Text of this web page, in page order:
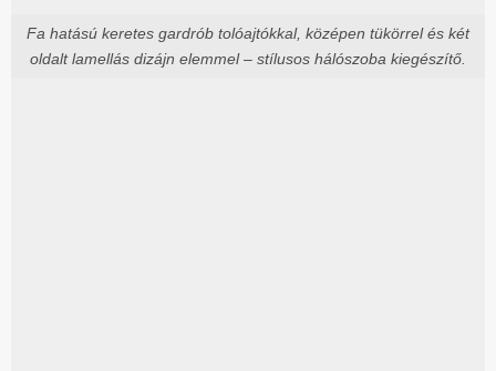
Fa hatású keretes gardrób tolóajtókkal, középen tükörrel és két
oldalt lamellás dizájn elemmel – stílusos hálószoba kiegészítő.